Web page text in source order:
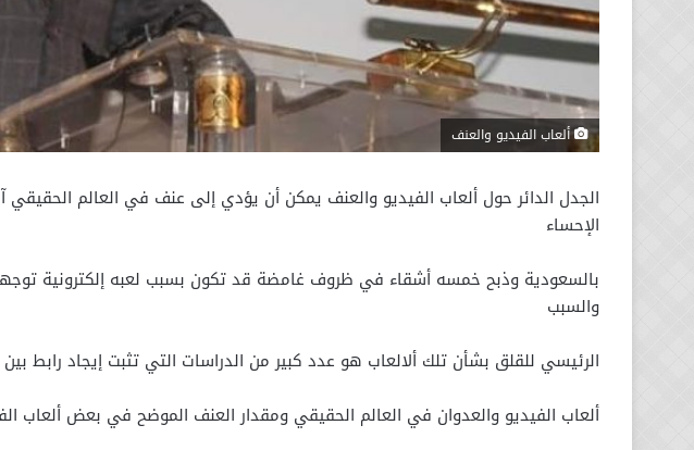
ألعاب الفيديو والعنف
الجدل الدائر حول ألعاب الفيديو والعنف يمكن أن يؤدي إلى عنف في العالم
الإحساء
بالسعودية وذبح خمسه أشقاء في ظروف غامضة قد تكون بسبب لعبه إلكترونية توجهة
والسبب
الرئيسي للقلق بشأن تلك ألالعاب هو عدد كبير من الدراسات التي تثبت إيجاد رابط
ألعاب الفيديو والعدوان في العالم الحقيقي ومقدار العنف الموضح في بعض ألعاب